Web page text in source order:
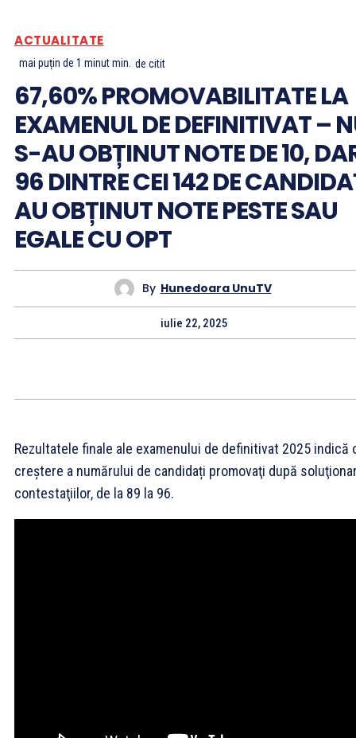
ACTUALITATE
mai puțin de 1 minutmin. de citit
67,60% PROMOVABILITATE LA
EXAMENUL DE DEFINITIVAT –
S-AU OBȚINUT NOTE DE 10,
96 DINTRE CEI 142 DE
AU OBȚINUT NOTE PESTE SAU
EGALE CU OPT
By Hunedoara UnuTV
iulie 22, 2025
Rezultatele finale ale examenului de definitivat 2025 indică
creştere a numărului de candidați promovaţi după
contestaţiilor, de la 89 la 96.